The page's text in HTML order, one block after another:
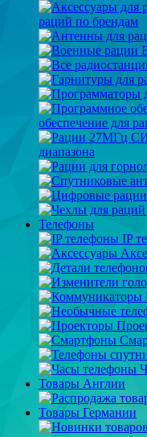
раций по брендам
обеспечение для
диапазона
Телефоны
IP
Товары Англии
Товары Германии